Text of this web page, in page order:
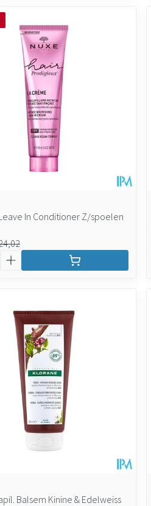
In Conditioner Z/spoelen
Balsem Kinine & Edelweiss